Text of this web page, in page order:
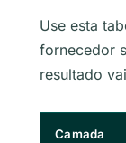
Use esta
fornecedor
resultado
Camada